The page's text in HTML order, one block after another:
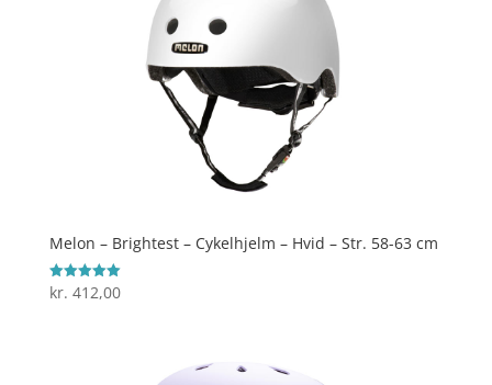
Melon – Brightest – Cykelhjelm – Hvid – Str. 58-63 cm
Vurderet
5
kr. 412,00